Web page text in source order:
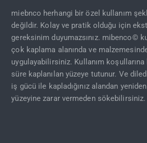
miebnco herhangi bir özel kullanım
değildir. Kolay ve pratik olduğu için
gereksinim duyumazsınız. mibenco©
çok kaplama alanında ve
uygulayabilirsiniz. Kullanım koşullarına
süre kaplanılan yüzeye tutunur. Ve
iş gücü ile kapladığınız alandan
yüzeyine zarar vermeden sökebilirsiniz.